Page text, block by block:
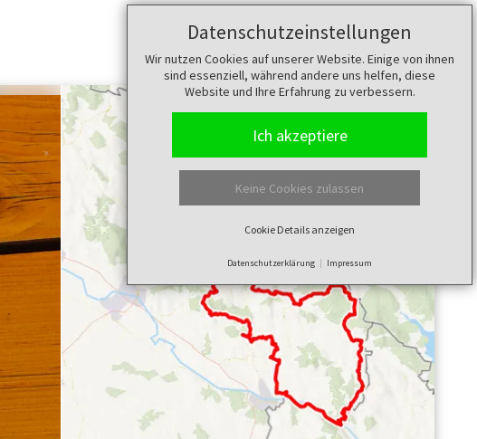
Datenschutzeinstellungen
Wir nutzen Cookies auf unserer Website. Einige von ihnen
sind essenziell, während andere uns helfen, diese
Website und Ihre Erfahrung zu verbessern.
Ich akzeptiere
Keine Cookies zulassen
Cookie Details anzeigen
Datenschutzerklärung Impressum